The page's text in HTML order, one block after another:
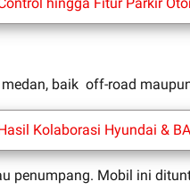
baik off-road
Kolaborasi Hyundai &
penumpang. Mobil ini